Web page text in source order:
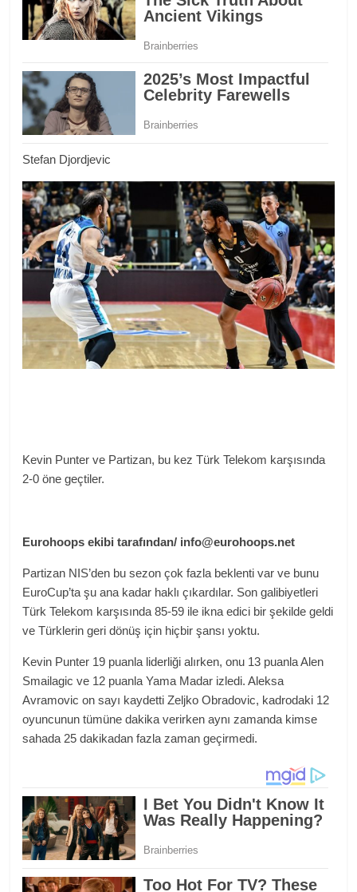
Stefan Djordjevic
Kevin Punter ve Partizan, bu kez Türk Telekom karşısında
2-0 öne geçtiler.
Eurohoops ekibi tarafından/ info@eurohoops.net
Partizan NIS’den bu sezon çok fazla beklenti var ve bunu
EuroCup’ta şu ana kadar haklı çıkardılar. Son galibiyetleri
Türk Telekom karşısında 85-59 ile ikna edici bir şekilde geldi
ve Türklerin geri dönüş için hiçbir şansı yoktu.
Kevin Punter 19 puanla liderliği alırken, onu 13 puanla Alen
Smailagic ve 12 puanla Yama Madar izledi. Aleksa
Avramovic on sayı kaydetti Zeljko Obradovic, kadrodaki 12
oyuncunun tümüne dakika verirken aynı zamanda kimse
sahada 25 dakikadan fazla zaman geçirmedi.